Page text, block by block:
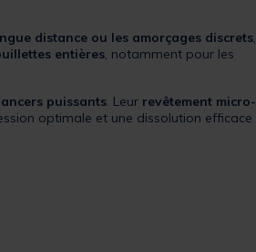
distance ou les amorçages discrets,
entières, notamment pour les
puissants. Leur revêtement micro-
optimale et une dissolution efficace